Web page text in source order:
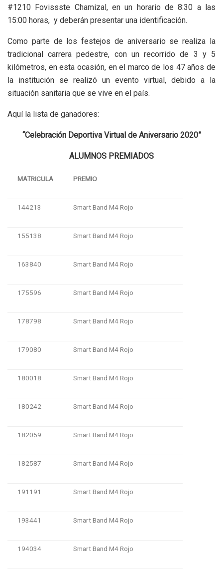
#1210 Fovissste Chamizal, en un horario de 8:30 a las
15:00 horas, y deberán presentar una identificación.
Como parte de los festejos de aniversario se realiza la
tradicional carrera pedestre, con un recorrido de 3 y 5
kilómetros, en esta ocasión, en el marco de los 47 años de
la institución se realizó un evento virtual, debido a la
situación sanitaria que se vive en el país.
Aquí la lista de ganadores:
“Celebración DeportivaVirtual de Aniversario2020”
ALUMNOS PREMIADOS
MATRICULA PREMIO
144213 Smart Band M4 Rojo
155138 Smart Band M4 Rojo
163840 Smart Band M4 Rojo
175596 Smart Band M4 Rojo
178798 Smart Band M4 Rojo
179080 Smart Band M4 Rojo
180018 Smart Band M4 Rojo
180242 Smart Band M4 Rojo
182059 Smart Band M4 Rojo
182587 Smart Band M4 Rojo
191191 Smart Band M4 Rojo
193441 Smart Band M4 Rojo
194034 Smart Band M4 Rojo